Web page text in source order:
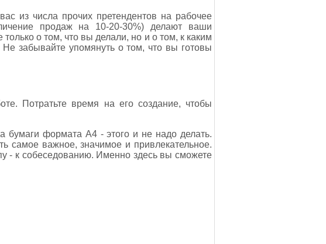
из числа прочих претендентов на рабочее
продаж на 10-20-30%) делают ваши
о том, что вы делали, но и о том, к каким
забывайте упомянуть о том, что вы готовы
Потратьте время на его создание, чтобы
бумаги формата А4 - этого и не надо делать.
самое важное, значимое и привлекательное.
- к собеседованию. Именно здесь вы сможете